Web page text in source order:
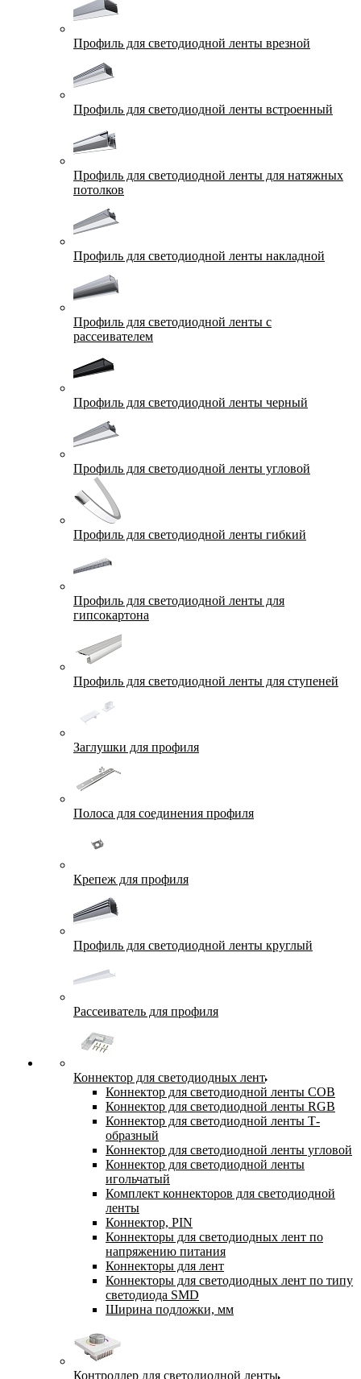
Профиль для светодиодной ленты врезной
Профиль для светодиодной ленты встроенный
Профиль для светодиодной ленты для натяжных
потолков
Профиль для светодиодной ленты накладной
Профиль для светодиодной ленты с
рассеивателем
Профиль для светодиодной ленты черный
Профиль для светодиодной ленты угловой
Профиль для светодиодной ленты гибкий
Профиль для светодиодной ленты для
гипсокартона
Профиль для светодиодной ленты для ступеней
Заглушки для профиля
Полоса для соединения профиля
Крепеж для профиля
Профиль для светодиодной ленты круглый
Рассеиватель для профиля
Коннектор для светодиодных лент
Коннектор для светодиодной ленты COB
Коннектор для светодиодной ленты RGB
Коннектор для светодиодной ленты Т-
образный
Коннектор для светодиодной ленты угловой
Коннектор для светодиодной ленты
игольчатый
Комплект коннекторов для светодиодной
ленты
Коннектор, PIN
Коннекторы для светодиодных лент по
напряжению питания
Коннекторы для лент
Коннекторы для светодиодных лент по типу
светодиода SMD
Ширина подложки, мм
Контроллер для светодиодной ленты